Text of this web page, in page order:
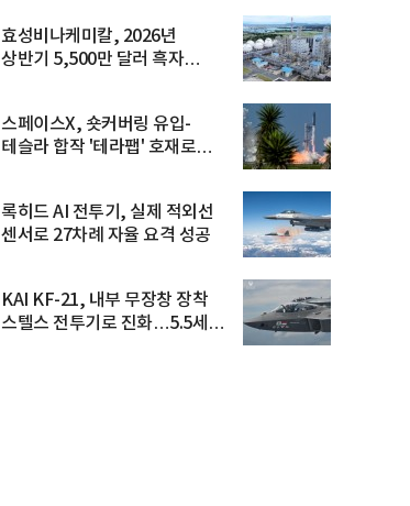
효성비나케미칼, 2026년
상반기 5,500만 달러 흑자
스페이스X, 숏커버링 유입-
테슬라 합작 '테라팹' 호재로
록히드 AI 전투기, 실제 적외선
센서로 27차례 자율 요격 성공
KAI KF-21, 내부 무장창 장착
스텔스 전투기로 진화…5.5세대